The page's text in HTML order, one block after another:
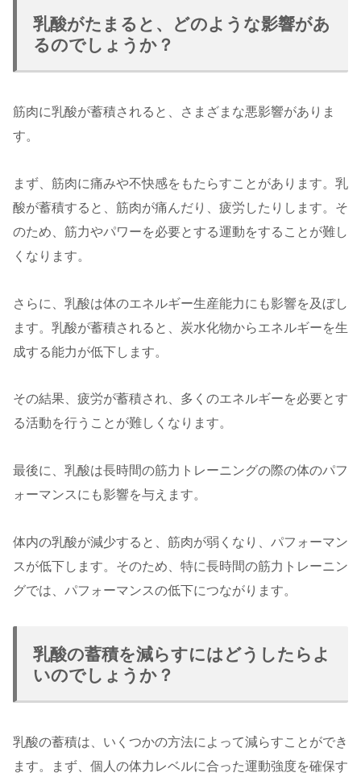
乳酸がたまると、どのような影響があ
るのでしょうか？
筋肉に乳酸が蓄積されると、さまざまな悪影響がありま
す。
まず、筋肉に痛みや不快感をもたらすことがあります。乳
酸が蓄積すると、筋肉が痛んだり、疲労したりします。そ
のため、筋力やパワーを必要とする運動をすることが難し
くなります。
さらに、乳酸は体のエネルギー生産能力にも影響を及ぼし
ます。乳酸が蓄積されると、炭水化物からエネルギーを生
成する能力が低下します。
その結果、疲労が蓄積され、多くのエネルギーを必要とす
る活動を行うことが難しくなります。
最後に、乳酸は長時間の筋力トレーニングの際の体のパフ
ォーマンスにも影響を与えます。
体内の乳酸が減少すると、筋肉が弱くなり、パフォーマン
スが低下します。そのため、特に長時間の筋力トレーニン
グでは、パフォーマンスの低下につながります。
乳酸の蓄積を減らすにはどうしたらよ
いのでしょうか？
乳酸の蓄積は、いくつかの方法によって減らすことができ
ます。まず、個人の体力レベルに合った運動強度を確保す